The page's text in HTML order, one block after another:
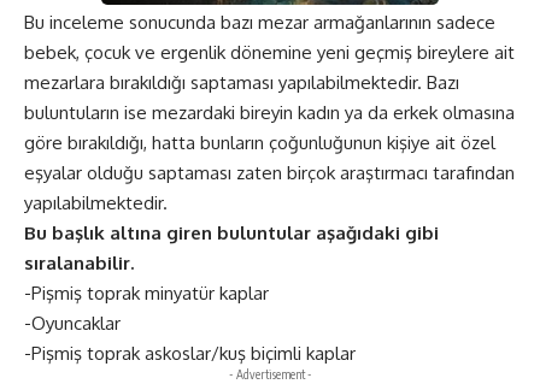
Bu inceleme sonucunda bazı mezar armağanlarının sadece
bebek, çocuk ve ergenlik dönemine yeni geçmiş bireylere ait
mezarlara bırakıldığı saptaması yapılabilmektedir. Bazı
buluntuların ise mezardaki bireyin kadın ya da erkek olmasına
göre bırakıldığı, hatta bunların çoğunluğunun kişiye ait özel
eşyalar olduğu saptaması zaten birçok araştırmacı tarafından
yapılabilmektedir.
Bu başlık altına giren buluntular aşağıdaki gibi
sıralanabilir.
-Pişmiş toprak minyatür kaplar
-Oyuncaklar
-Pişmiş toprak askoslar/kuş biçimli kaplar
- Advertisement -